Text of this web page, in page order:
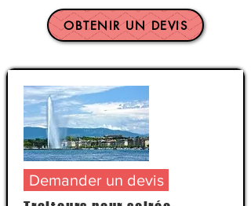
OBTENIR UN DEVIS
Demander un devis